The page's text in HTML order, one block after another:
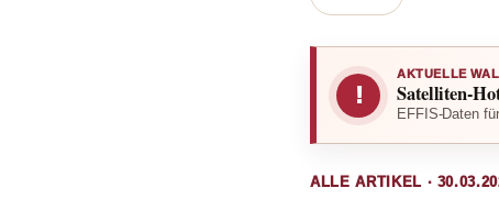
!
AKTUELLE
Satelliten-
EFFIS-Daten
ALLE ARTIKEL ·